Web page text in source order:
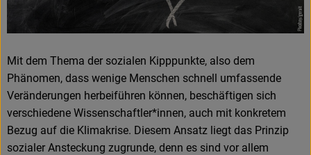
Mit dem Thema der sozialen Kipppunkte, also dem
Phänomen, dass wenige Menschen schnell umfassende
Veränderungen herbeiführen können, beschäftigen sich
verschiedene Wissenschaftler*innen, auch mit konkretem
Bezug auf die Klimakrise. Diesem Ansatz liegt das Prinzip
sozialer Ansteckung zugrunde, denn es sind vor allem